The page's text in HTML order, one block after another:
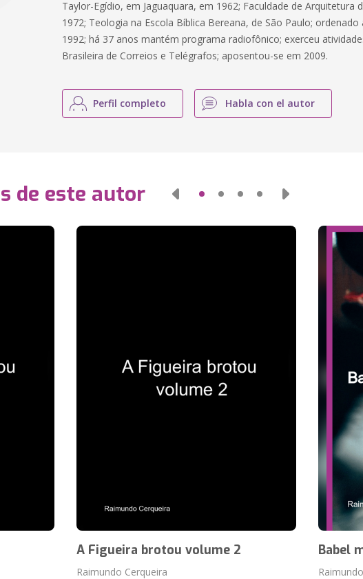
Taylor-Egídio, em Jaguaquara, em 1962; Faculdade de Arquitetura
1972; Teologia na Escola Bíblica Bereana, de São Paulo;
1992; há 37 anos mantém programa radiofônico; exerceu
Brasileira de Correios e Telégrafos; aposentou-se em 2009.
Perfil completo Habla con el autor
de este autor
A Figueira brotou volume 2
Raimundo Cerqueira
Babel